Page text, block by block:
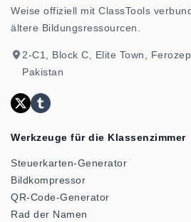
Weise offiziell mit ClassTools
ältere Bildungsressourcen.
2-C1, Block C, Elite Town,
Pakistan
Werkzeuge für die Klassenzimmer
Steuerkarten-Generator
Bildkompressor
QR-Code-Generator
Rad der Namen